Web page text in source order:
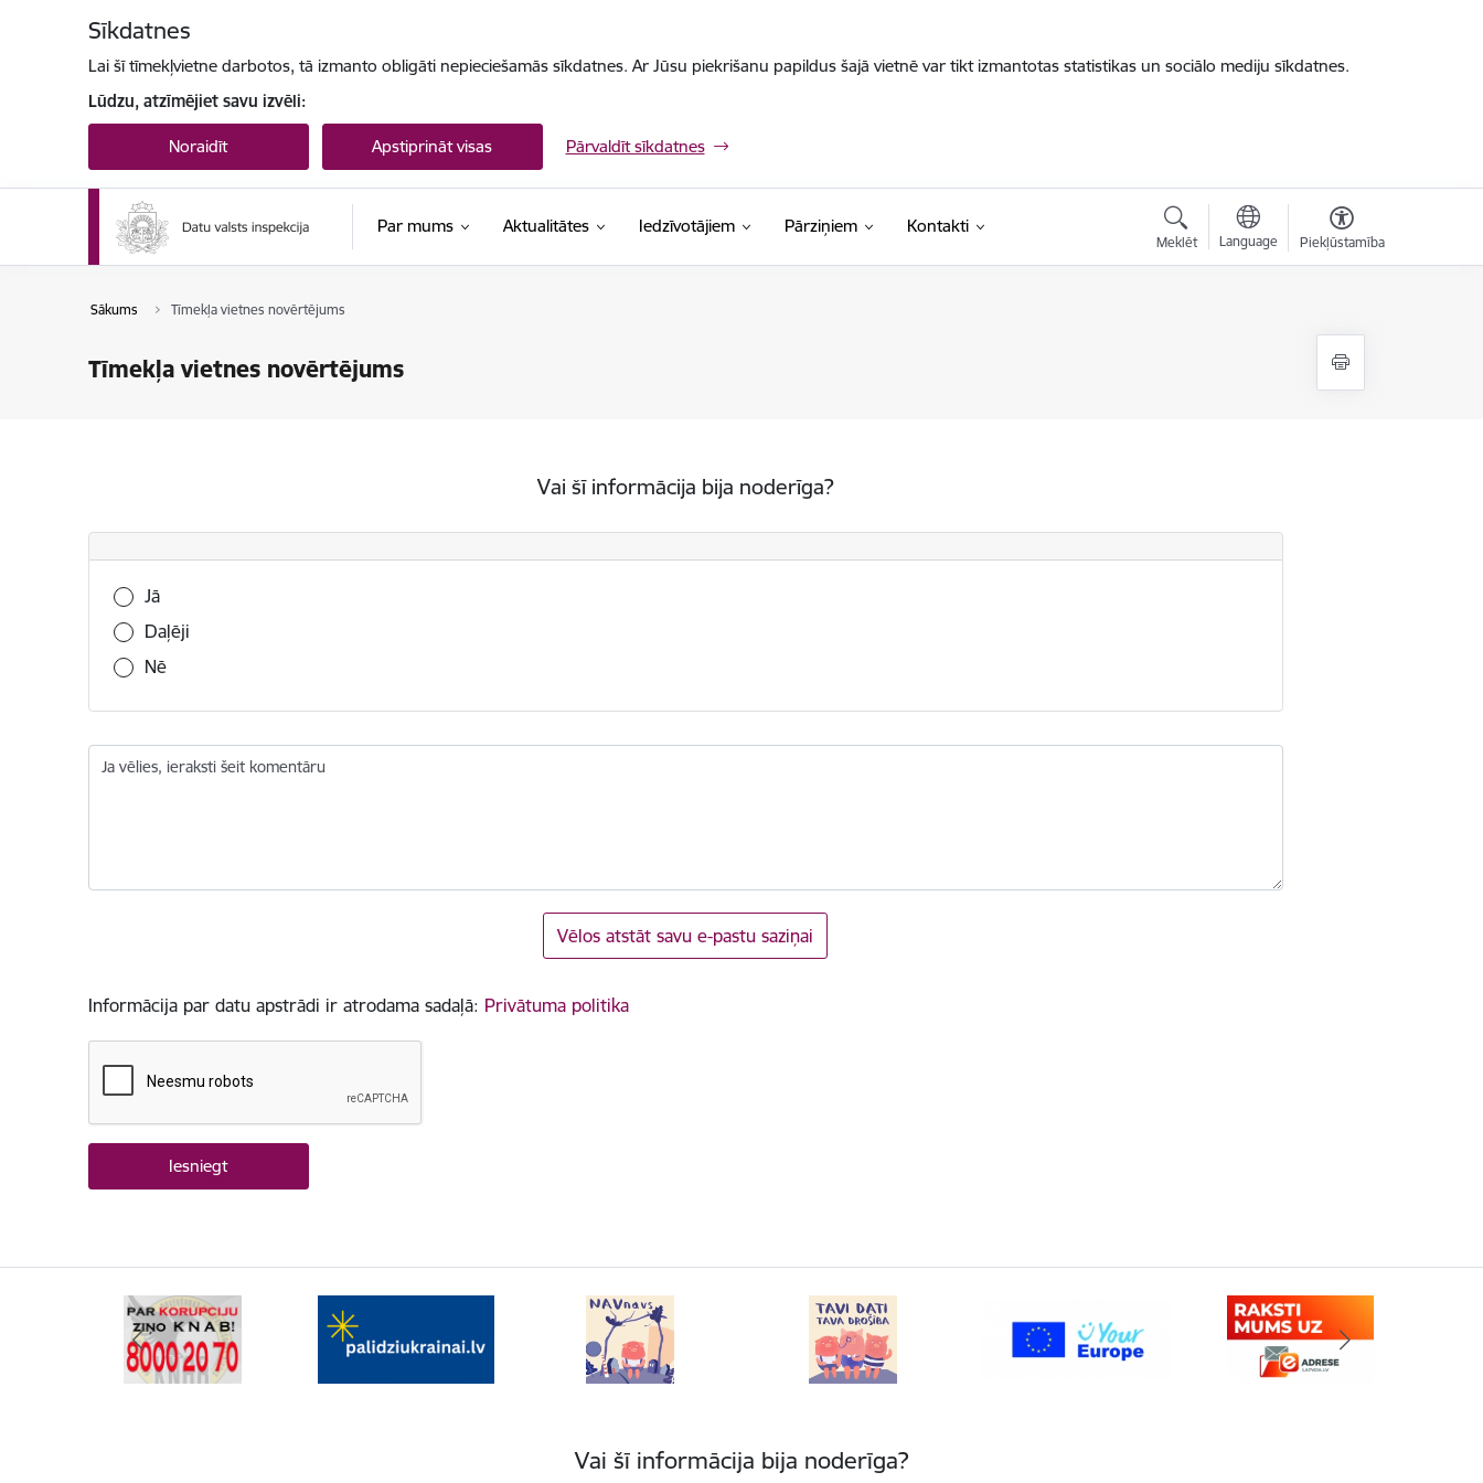
Sīkdatnes
Lai šī tīmekļvietne darbotos, tā izmanto obligāti nepieciešamās sīkdatnes. Ar Jūsu piekrišanu papildus šajā vietnē var tikt izmantotas statistikas un sociālo mediju sīkdatnes.
Lūdzu, atzīmējiet savu izvēli:
Noraidīt Apstiprināt visas Pārvaldīt sīkdatnes
Par mums Aktualitātes Iedzīvotājiem Pārziņiem Kontakti
Meklēt Language Piekļūstamība
Sākums Tīmekļa vietnes novērtējums
Tīmekļa vietnes novērtējums
Vai šī informācija bija noderīga?
Vai šī informācija bija noderīga?
Jā
Daļēji
Nē
Ja vēlies, ieraksti šeit komentāru
Vēlos atstāt savu e-pastu saziņai
Informācija par datu apstrādi ir atrodama sadaļā: Privātuma politika
Vai šī informācija bija noderīga?